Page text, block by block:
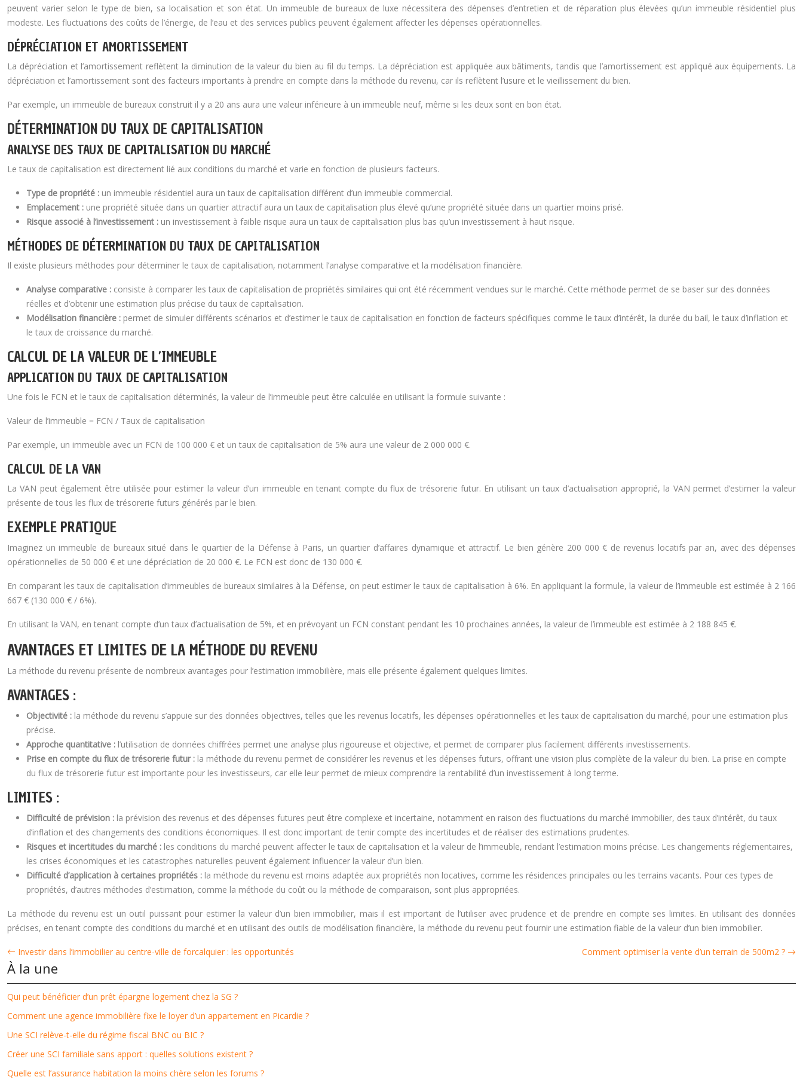
peuvent varier selon le type de bien, sa localisation et son état. Un immeuble de bureaux de luxe nécessitera des dépenses d’entretien et de réparation plus élevées qu’un immeuble résidentiel plus
modeste. Les fluctuations des coûts de l’énergie, de l’eau et des services publics peuvent également affecter les dépenses opérationnelles.
DÉPRÉCIATION ET AMORTISSEMENT
La dépréciation et l’amortissement reflètent la diminution de la valeur du bien au fil du temps. La dépréciation est appliquée aux bâtiments, tandis que l’amortissement est appliqué aux équipements. La
dépréciation et l’amortissement sont des facteurs importants à prendre en compte dans la méthode du revenu, car ils reflètent l’usure et le vieillissement du bien.
Par exemple, un immeuble de bureaux construit il y a 20 ans aura une valeur inférieure à un immeuble neuf, même si les deux sont en bon état.
DÉTERMINATION DU TAUX DE CAPITALISATION
ANALYSE DES TAUX DE CAPITALISATION DU MARCHÉ
Le taux de capitalisation est directement lié aux conditions du marché et varie en fonction de plusieurs facteurs.
Type de propriété : un immeuble résidentiel aura un taux de capitalisation différent d’un immeuble commercial.
Emplacement : une propriété située dans un quartier attractif aura un taux de capitalisation plus élevé qu’une propriété située dans un quartier moins prisé.
Risque associé à l’investissement : un investissement à faible risque aura un taux de capitalisation plus bas qu’un investissement à haut risque.
MÉTHODES DE DÉTERMINATION DU TAUX DE CAPITALISATION
Il existe plusieurs méthodes pour déterminer le taux de capitalisation, notamment l’analyse comparative et la modélisation financière.
Analyse comparative : consiste à comparer les taux de capitalisation de propriétés similaires qui ont été récemment vendues sur le marché. Cette méthode permet de se baser sur des données
réelles et d’obtenir une estimation plus précise du taux de capitalisation.
Modélisation financière : permet de simuler différents scénarios et d’estimer le taux de capitalisation en fonction de facteurs spécifiques comme le taux d’intérêt, la durée du bail, le taux d’inflation et
le taux de croissance du marché.
CALCUL DE LA VALEUR DE L’IMMEUBLE
APPLICATION DU TAUX DE CAPITALISATION
Une fois le FCN et le taux de capitalisation déterminés, la valeur de l’immeuble peut être calculée en utilisant la formule suivante :
Valeur de l’immeuble = FCN / Taux de capitalisation
Par exemple, un immeuble avec un FCN de 100 000 € et un taux de capitalisation de 5% aura une valeur de 2 000 000 €.
CALCUL DE LA VAN
La VAN peut également être utilisée pour estimer la valeur d’un immeuble en tenant compte du flux de trésorerie futur. En utilisant un taux d’actualisation approprié, la VAN permet d’estimer la valeur
présente de tous les flux de trésorerie futurs générés par le bien.
EXEMPLE PRATIQUE
Imaginez un immeuble de bureaux situé dans le quartier de la Défense à Paris, un quartier d’affaires dynamique et attractif. Le bien génère 200 000 € de revenus locatifs par an, avec des dépenses
opérationnelles de 50 000 € et une dépréciation de 20 000 €. Le FCN est donc de 130 000 €.
En comparant les taux de capitalisation d’immeubles de bureaux similaires à la Défense, on peut estimer le taux de capitalisation à 6%. En appliquant la formule, la valeur de l’immeuble est estimée à 2 166
667 € (130 000 € / 6%).
En utilisant la VAN, en tenant compte d’un taux d’actualisation de 5%, et en prévoyant un FCN constant pendant les 10 prochaines années, la valeur de l’immeuble est estimée à 2 188 845 €.
AVANTAGES ET LIMITES DE LA MÉTHODE DU REVENU
La méthode du revenu présente de nombreux avantages pour l’estimation immobilière, mais elle présente également quelques limites.
AVANTAGES :
Objectivité : la méthode du revenu s’appuie sur des données objectives, telles que les revenus locatifs, les dépenses opérationnelles et les taux de capitalisation du marché, pour une estimation plus
précise.
Approche quantitative : l’utilisation de données chiffrées permet une analyse plus rigoureuse et objective, et permet de comparer plus facilement différents investissements.
Prise en compte du flux de trésorerie futur : la méthode du revenu permet de considérer les revenus et les dépenses futurs, offrant une vision plus complète de la valeur du bien. La prise en compte
du flux de trésorerie futur est importante pour les investisseurs, car elle leur permet de mieux comprendre la rentabilité d’un investissement à long terme.
LIMITES :
Difficulté de prévision : la prévision des revenus et des dépenses futures peut être complexe et incertaine, notamment en raison des fluctuations du marché immobilier, des taux d’intérêt, du taux
d’inflation et des changements des conditions économiques. Il est donc important de tenir compte des incertitudes et de réaliser des estimations prudentes.
Risques et incertitudes du marché : les conditions du marché peuvent affecter le taux de capitalisation et la valeur de l’immeuble, rendant l’estimation moins précise. Les changements réglementaires,
les crises économiques et les catastrophes naturelles peuvent également influencer la valeur d’un bien.
Difficulté d’application à certaines propriétés : la méthode du revenu est moins adaptée aux propriétés non locatives, comme les résidences principales ou les terrains vacants. Pour ces types de
propriétés, d’autres méthodes d’estimation, comme la méthode du coût ou la méthode de comparaison, sont plus appropriées.
La méthode du revenu est un outil puissant pour estimer la valeur d’un bien immobilier, mais il est important de l’utiliser avec prudence et de prendre en compte ses limites. En utilisant des données
précises, en tenant compte des conditions du marché et en utilisant des outils de modélisation financière, la méthode du revenu peut fournir une estimation fiable de la valeur d’un bien immobilier.
Investir dans l’immobilier au centre-ville de forcalquier : les opportunités Comment optimiser la vente d’un terrain de 500m2 ?
À la une
Qui peut bénéficier d’un prêt épargne logement chez la SG ?
Comment une agence immobilière fixe le loyer d’un appartement en Picardie ?
Une SCI relève-t-elle du régime fiscal BNC ou BIC ?
Créer une SCI familiale sans apport : quelles solutions existent ?
Quelle est l’assurance habitation la moins chère selon les forums ?